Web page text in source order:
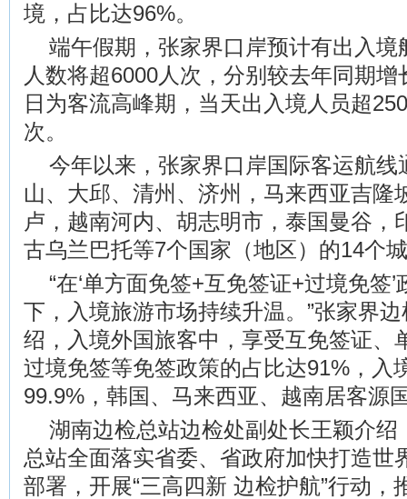
境，占比达96%。
端午假期，张家界口岸预计有出入境
人数将超6000人次，分别较去年同期
日为客流高峰期，当天出入境人员超
次。
今年以来，张家界口岸国际客运航线
山、大邱、清州、济州，马来西亚吉隆
卢，越南河内、胡志明市，泰国曼谷，
古乌兰巴托等7个国家（地区）的14个
“在‘单方面免签+互免签证+过境免签
下，入境旅游市场持续升温。”张家界
绍，入境外国旅客中，享受互免签证、
过境免签等免签政策的占比达91%，入
99.9%，韩国、马来西亚、越南居客源
湖南边检总站边检处副处长王颖介绍
总站全面落实省委、省政府加快打造世
部署，开展“三高四新 边检护航”行动，